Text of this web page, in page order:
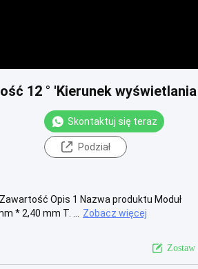
12 ° 'Kierunek
Skontaktuj się teraz
Podział
Opis 1 Nazwa produktu Moduł
* 2,40 mm T. ...
Zobacz więcej
Zostaw